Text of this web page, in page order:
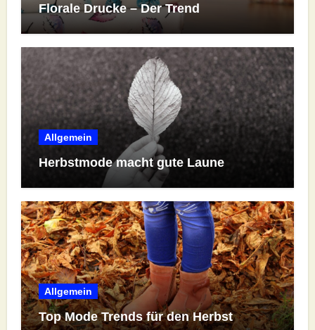
Florale Drucke – Der Trend
Allgemein
Herbstmode macht gute Laune
Allgemein
Top Mode Trends für den Herbst